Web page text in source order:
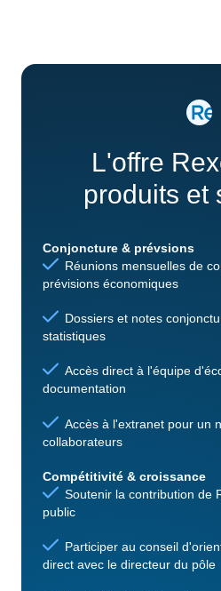
L'offre
produits et
Conjoncture & prévsions
Réunions mensuelles de
prévisions économiques
Dossiers et notes
statistiques
Accès direct à l'équipe
documentation
Accès à l'extranet pour un
collaborateurs
Compétitivité & croissance
Soutenir la contribution de
public
Participer au conseil
direct avec le directeur du pôle